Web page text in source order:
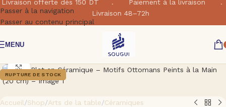
Passer à la navigation
Passer au contenu principal
Livraison offerte dés 150 DT . Paiement à la livraison .
Livraison 48–72h
MENU
RUPTURE DE STOCK
Cliquez pour agrandir
Accueil/Shop/Arts de la table/Céramiques